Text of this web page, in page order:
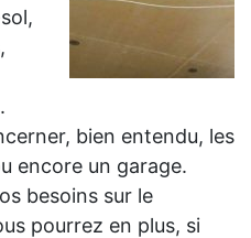
bien entendu, les
encore un garage.
besoins sur le
pourrez en plus, si